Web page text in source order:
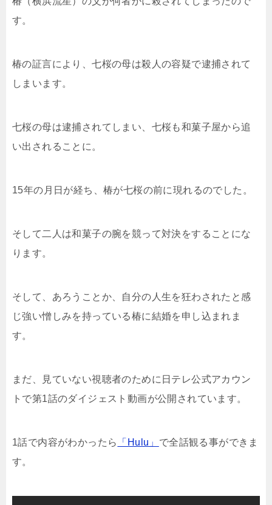
す。
椿の証言により、七桜の母は殺人の容疑で逮捕されて
しまいます。
七桜の母は逮捕されてしまい、七桜も和菓子屋から追
い出されることに。
15年の月日が経ち、椿が七桜の前に現れるのでした。
そして二人は和菓子の腕を競って対決をすることにな
ります。
そして、あろうことか、自分の人生を狂わされたと感
じ強い憎しみを持っている椿に結婚を申し込まれま
す。
まだ、見ていない視聴者のために日テレ公式アカウン
トで第1話のダイジェスト動画が公開されています。
1話で内容がわかったら 「Hulu」 で全話観る事ができま
す。